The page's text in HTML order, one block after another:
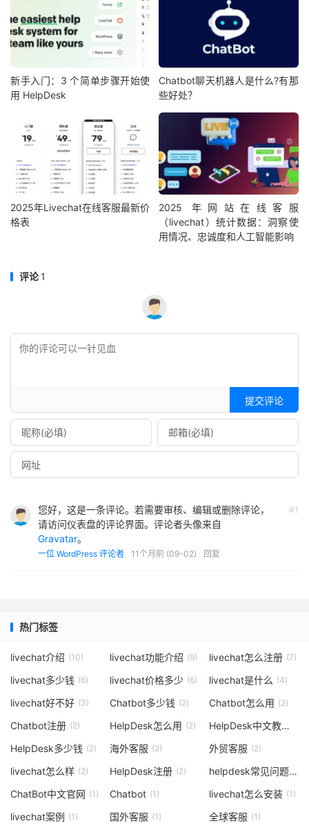
新手入门：3 个简单步骤开始使
用 HelpDesk
Chatbot聊天机器人是什么?有那
些好处？
2025年Livechat在线客服最新价
格表
2025 年网站在线客服
（livechat）统计数据：洞察使
用情况、忠诚度和人工智能影响
评论1
提交评论
#1
您好，这是一条评论。若需要审核、编辑或删除评论，
请访问仪表盘的评论界面。评论者头像来自
Gravatar。
一位 WordPress 评论者 11个月前 (09-02) 回复
热门标签
livechat介绍 (10) livechat功能介绍 (9) livechat怎么注册 (7)
livechat多少钱 (6) livechat价格多少 (6) livechat是什么 (4)
livechat好不好 (3) Chatbot多少钱 (2) Chatbot怎么用 (2)
Chatbot注册 (2) HelpDesk怎么用 (2) HelpDesk中文教程
HelpDesk多少钱 (2) 海外客服 (2) 外贸客服 (2)
livechat怎么样 (2) HelpDesk注册 (2) helpdesk常见问题
(1)
ChatBot中文官网 (1) Chatbot (1) livechat怎么安装 (1)
livechat案例 (1) 国外客服 (1) 全球客服 (1)